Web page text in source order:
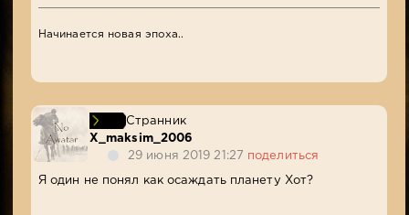
Начинается новая эпоха..
Странник
X_maksim_2006
29 июня 2019 21:27
поделиться
Я один не понял как осаждать планету Хот?